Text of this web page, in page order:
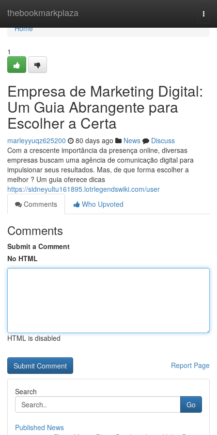
thebookmarkplaza
Home
Home
1
Empresa de Marketing Digital:
Um Guia Abrangente para
Escolher a Certa
marleyyuqz625200 80 days ago News
Discuss
Com a crescente importância da presença online, diversas
empresas buscam uma agência de comunicação digital para
impulsionar seus resultados. Mas, de que forma escolher a
melhor ? Um guia oferece dicas
https://sidneyultu161895.lotrlegendswiki.com/user
Comments
Who Upvoted
Comments
Submit a Comment
No HTML
HTML is disabled
Report Page
Search
Go
Published News